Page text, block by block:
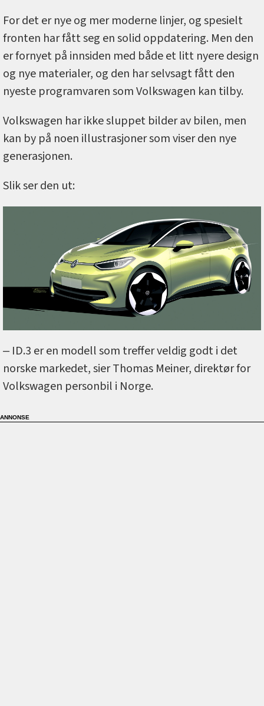
For det er nye og mer moderne linjer, og spesielt
fronten har fått seg en solid oppdatering. Men den
er fornyet på innsiden med både et litt nyere design
og nye materialer, og den har selvsagt fått den
nyeste programvaren som Volkswagen kan tilby.
Volkswagen har ikke sluppet bilder av bilen, men
kan by på noen illustrasjoner som viser den nye
generasjonen.
Slik ser den ut:
‒ ID.3 er en modell som treffer veldig godt i det
norske markedet, sier Thomas Meiner, direktør for
Volkswagen personbil i Norge.